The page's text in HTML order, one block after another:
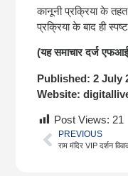
कानूनी प्रक्रिया के तहत
प्रक्रिया के बाद ही स्पष्ट
(यह समाचार दर्ज
Published: 2 July
Website:
Post Views: 21
PREVIOUS
राम मंदिर VIP दर्शन